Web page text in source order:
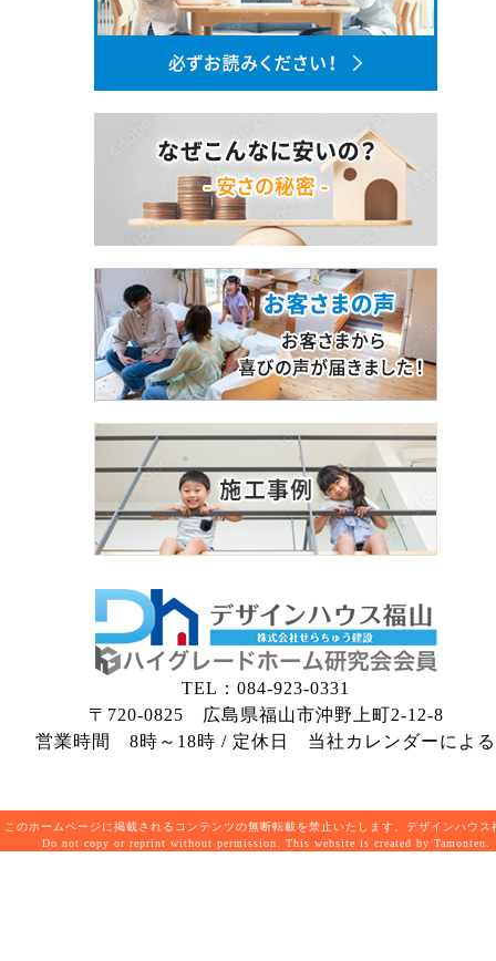
TEL：084-923-0331
〒720-0825 広島県福山市沖野上町2-12-8
営業時間 8時～18時 / 定休日 当社カレンダーによる
このホームページに掲載されるコンテンツの無断転載を禁止いたします。デザインハウ
Do not copy or reprint without permission. This website is created by Tamonten.